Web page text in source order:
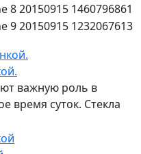
важную роль в
время суток. Стекла